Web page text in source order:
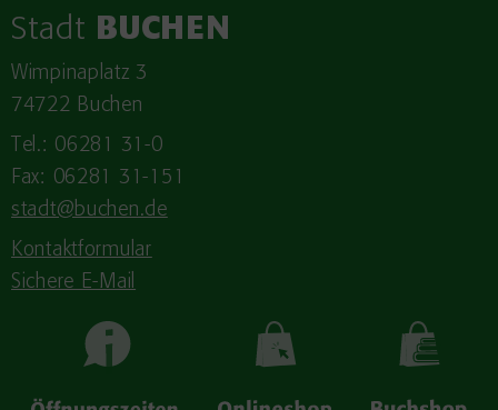
Stadt BUCHEN
Wimpinaplatz 3
74722 Buchen
Tel.: 06281 31-0
Fax: 06281 31-151
stadt@buchen.de
Kontaktformular
Sichere E-Mail